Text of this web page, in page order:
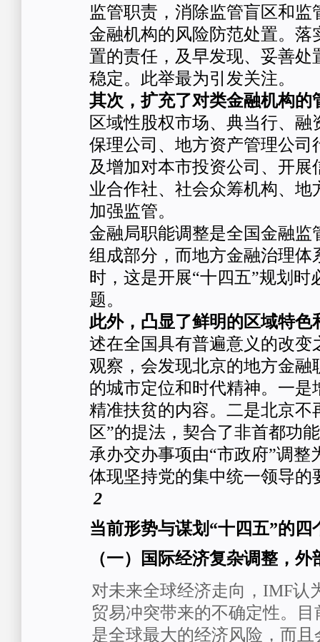
监管职责，消除监管盲区和监
金融机构的风险防范处置。落
置的责任，及早发现、妥善处
稳定。此举最为引发关注。
其次，扩充了对类金融机构的
区域性股权市场、典当行、融
保理公司、地方资产管理公司
及增加对本市投资公司、开展
业合作社、社会众筹机构、地
加强监管。
金融局职能调整是全国金融监
组成部分，而地方金融治理体
时，这是开展“十四五”规划时
题。
此外，凸显了鲜明的区域特色
述在全国具有普遍意义的改变
观察，会发现北京的地方金融
的城市定位和时代精神。一是
精准扶贫的内容。二是北京不
区”的提法，契合了非首都功
承办交办事项由“市政府”调整
体现坚持党的集中统一领导的
2
当前形势与谋划“十四五”的四
（一）国际经济复杂调整，
对未来全球经济走向，IMF认
贸易冲突带来的不确定性。
是全球最大的经济风险，而